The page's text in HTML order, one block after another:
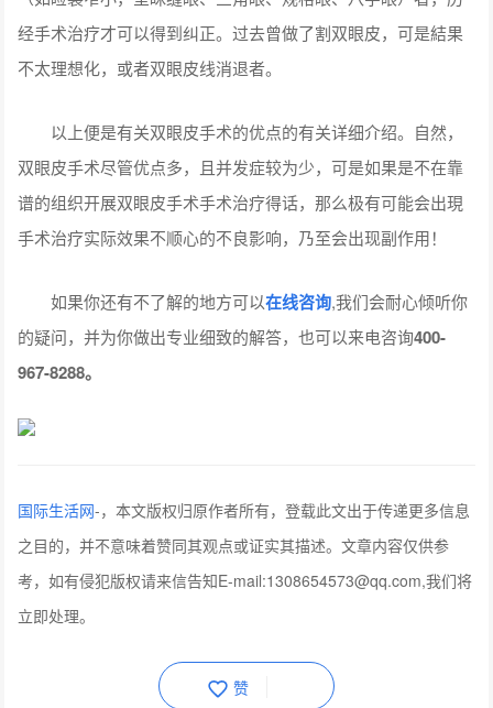
经手术治疗才可以得到纠正。过去曾做了割双眼皮，可是結果
不太理想化，或者双眼皮线消退者。
以上便是有关双眼皮手术的优点的有关详细介绍。自然，
双眼皮手术尽管优点多，且并发症较为少，可是如果是不在靠
谱的组织开展双眼皮手术手术治疗得话，那么极有可能会出現
手术治疗实际效果不顺心的不良影响，乃至会出现副作用！
如果你还有不了解的地方可以在线咨询,我们会耐心倾听你
的疑问，并为你做出专业细致的解答，也可以来电咨询400-
967-8288。
国际生活网-，本文版权归原作者所有，登载此文出于传递更多信息
之目的，并不意味着赞同其观点或证实其描述。文章内容仅供参
考，如有侵犯版权请来信告知E-mail:1308654573@qq.com,我们将
立即处理。
赞